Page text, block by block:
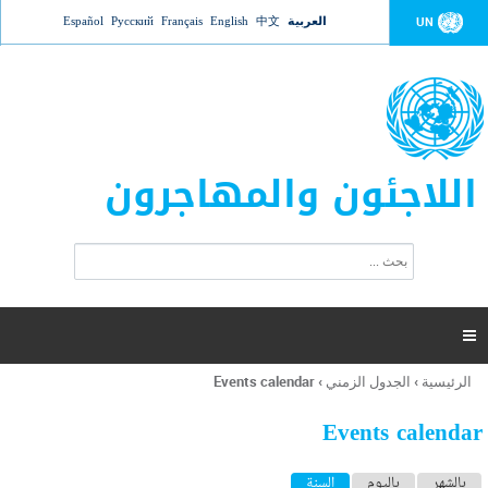
Jump to navigation UN العربية 中文
English
Français
Русский
Español
اللاجئون والمهاجرون
ت
ر
ل
ح
ب

أنت
هنا
الرئيسية › الجدول الزمني ›
Events calendar
Events calendar